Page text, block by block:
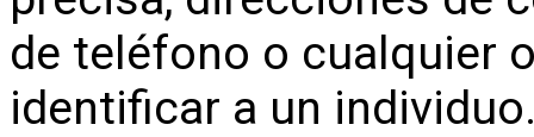
de teléfono o cualquier
identificar a un